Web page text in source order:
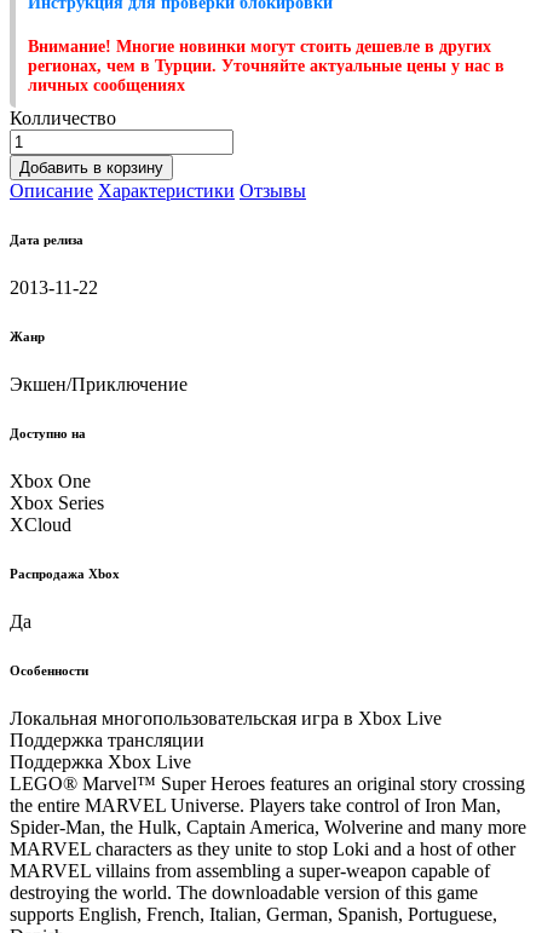
Внимание! Многие новинки могут стоить дешевле в других
регионах, чем в Турции. Уточняйте актуальные цены у нас в
личных сообщениях
Колличество
Добавить в корзину
Описание Характеристики Отзывы
Дата релиза
2013-11-22
Жанр
Экшен/Приключение
Доступно на
Xbox One
Xbox Series
XCloud
Распродажа Xbox
Да
Особенности
Локальная многопользовательская игра в Xbox Live
Поддержка трансляции
Поддержка Xbox Live
LEGO® Marvel™ Super Heroes features an original story crossing
the entire MARVEL Universe. Players take control of Iron Man,
Spider-Man, the Hulk, Captain America, Wolverine and many more
MARVEL characters as they unite to stop Loki and a host of other
MARVEL villains from assembling a super-weapon capable of
destroying the world. The downloadable version of this game
supports English, French, Italian, German, Spanish, Portuguese,